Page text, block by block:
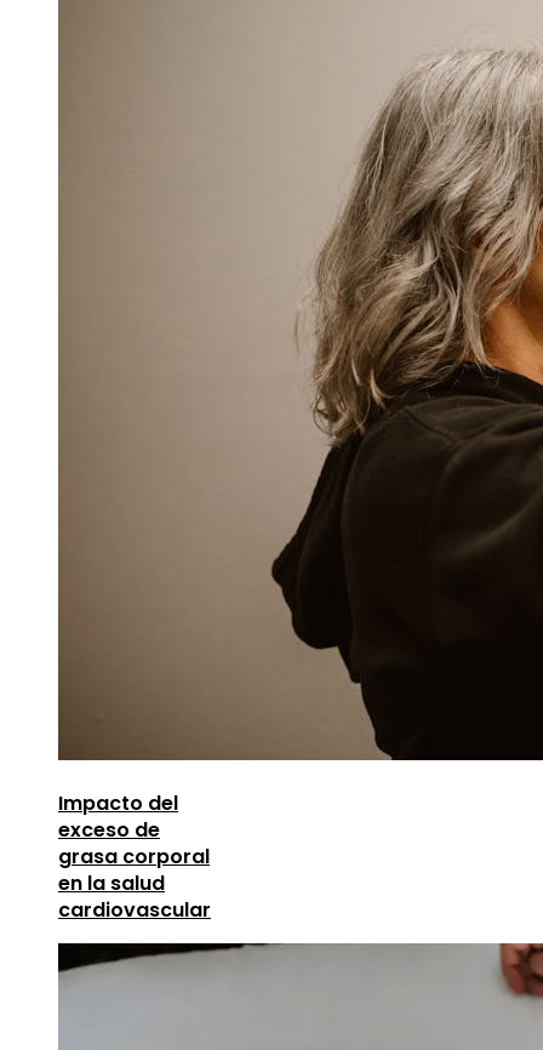
Impacto del
exceso de
grasa corporal
en la salud
cardiovascular